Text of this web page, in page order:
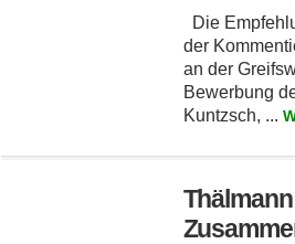
Die
der
an der
Bewerbung
Kuntzsch, ...